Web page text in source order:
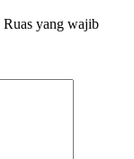
Ruas yang wajib